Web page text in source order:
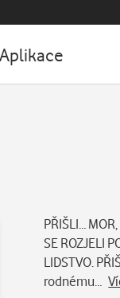
Aplikace
PŘIŠLI…
SE ROZJELI
LIDSTVO.
rodnému…